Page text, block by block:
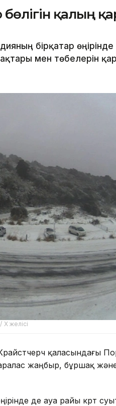
қалың
бірқатар
мен төбелерін
желісі
қаласындағы
жаңбыр, бұршақ
де ауа райы күрт